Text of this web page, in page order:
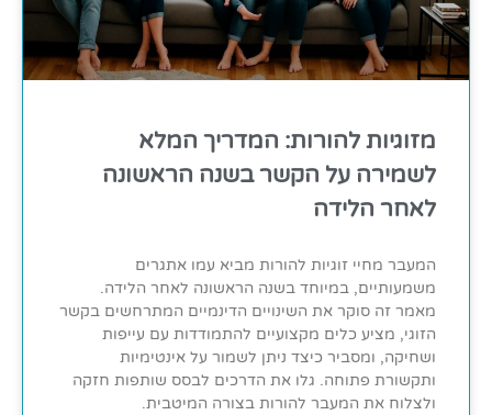
מזוגיות להורות: המדריך המלא
לשמירה על הקשר בשנה הראשונה
לאחר הלידה
המעבר מחיי זוגיות להורות מביא עמו אתגרים
משמעותיים, במיוחד בשנה הראשונה לאחר הלידה.
מאמר זה סוקר את השינויים הדינמיים המתרחשים בקשר
הזוגי, מציע כלים מקצועיים להתמודדות עם עייפות
ושחיקה, ומסביר כיצד ניתן לשמור על אינטימיות
ותקשורת פתוחה. גלו את הדרכים לבסס שותפות חזקה
ולצלוח את המעבר להורות בצורה המיטבית.